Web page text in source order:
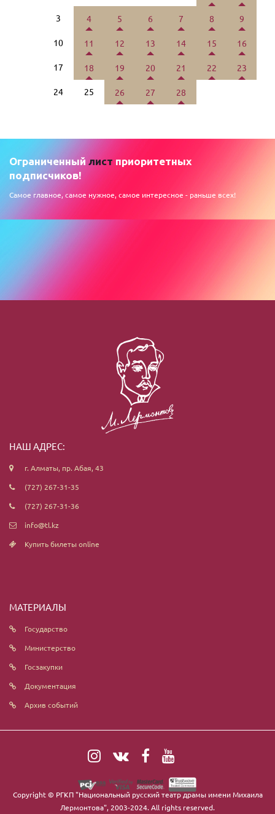
3 4 5 6 7 8 9
10 11 12 13 14 15 16
17 18 19 20 21 22 23
24 25 26 27 28
Ограниченный лист приоритетных
подписчиков!
Самое главное, самое нужное, самое интересное - раньше всех!
НАШ АДРЕС:
г. Алматы, пр. Абая, 43
(727) 267-31-35
(727) 267-31-36
info@tl.kz
Купить билеты online
МАТЕРИАЛЫ
Государство
Министерство
Госзакупки
Документация
Архив событий
Copyright © РГКП "Национальный русский театр драмы имени Михаила
Лермонтова", 2003-2024. All rights reserved.